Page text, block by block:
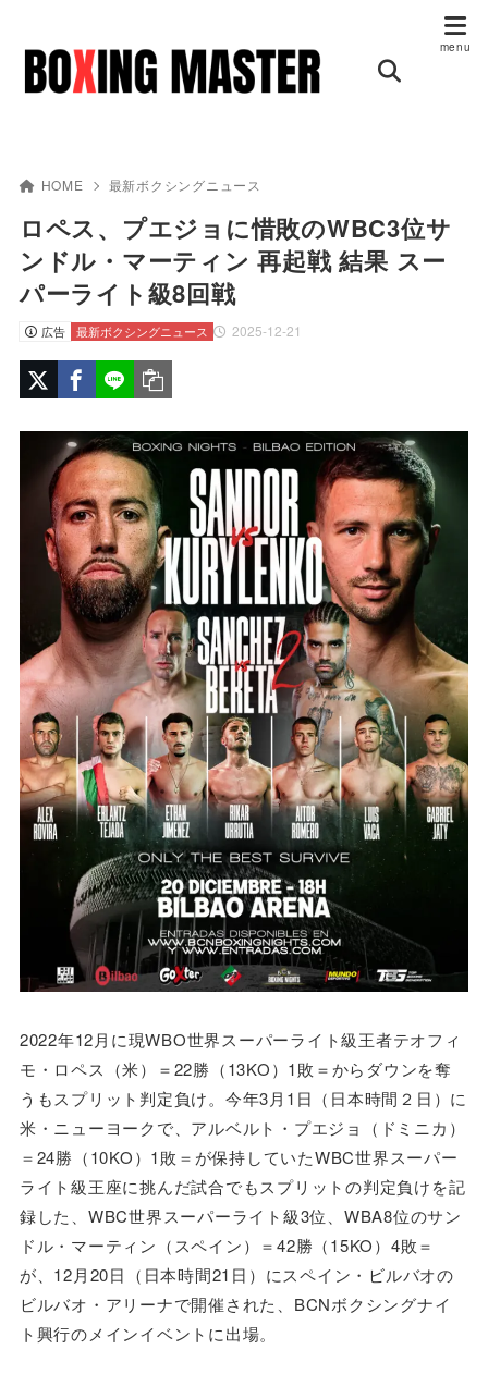
HOME 最新ボクシングニュース
ロペス、プエジョに惜敗のWBC3位サ
ンドル・マーティン 再起戦 結果 スー
パーライト級8回戦
広告 2025-12-21
最新ボクシングニュース
2022年12月に現WBO世界スーパーライト級王者テオフィ
モ・ロペス（米）＝22勝（13KO）1敗＝からダウンを奪
うもスプリット判定負け。今年3月1日（日本時間２日）に
米・ニューヨークで、アルベルト・プエジョ（ドミニカ）
＝24勝（10KO）1敗＝が保持していたWBC世界スーパー
ライト級王座に挑んだ試合でもスプリットの判定負けを記
録した、WBC世界スーパーライト級3位、WBA8位のサン
ドル・マーティン（スペイン）＝42勝（15KO）4敗＝
が、12月20日（日本時間21日）にスペイン・ビルバオの
ビルバオ・アリーナで開催された、BCNボクシングナイ
ト興行のメインイベントに出場。